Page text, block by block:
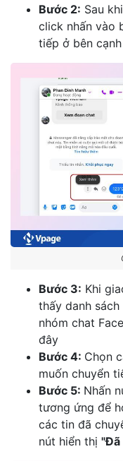
Bước 2: Sau
click nhấn vào
tiếp ở bên
Bước 3: Khi
thấy danh
nhóm chat
đây
Bước 4: Chọn
muốn chuyển
Bước 5: Nhấn
tương ứng để
các tin đã
nút hiển thị "Đã